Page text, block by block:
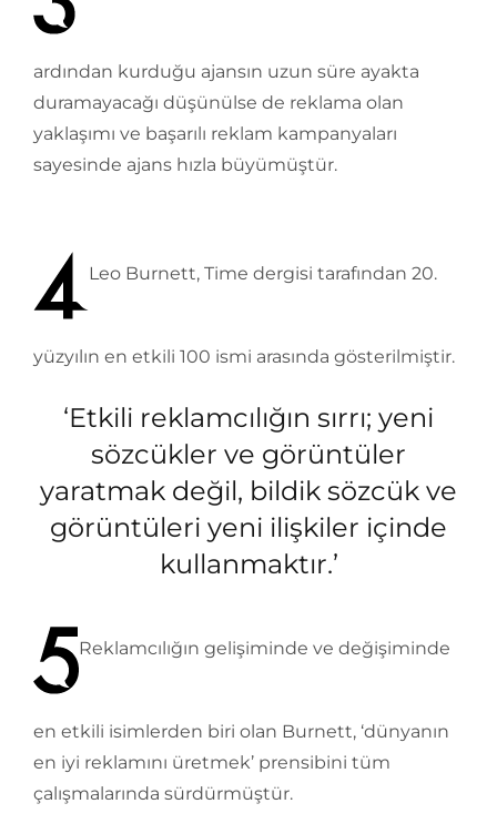
ardından kurduğu ajansın uzun süre ayakta
duramayacağı düşünülse de reklama olan
yaklaşımı ve başarılı reklam kampanyaları
sayesinde ajans hızla büyümüştür.
Leo Burnett, Time dergisi tarafından 20.
yüzyılın en etkili 100 ismi arasında gösterilmiştir.
‘Etkili reklamcılığın sırrı; yeni
sözcükler ve görüntüler
yaratmak değil, bildik sözcük ve
görüntüleri yeni ilişkiler içinde
kullanmaktır.’
Reklamcılığın gelişiminde ve değişiminde
en etkili isimlerden biri olan Burnett, ‘dünyanın
en iyi reklamını üretmek’ prensibini tüm
çalışmalarında sürdürmüştür.